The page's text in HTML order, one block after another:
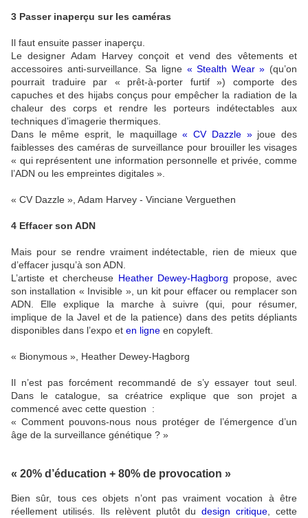
3 Passer inaperçu sur les caméras
Il faut ensuite passer inaperçu.
Le designer Adam Harvey conçoit et vend des vêtements et
accessoires anti-surveillance. Sa ligne « Stealth Wear » (qu’on
pourrait traduire par « prêt-à-porter furtif ») comporte des
capuches et des hijabs conçus pour empêcher la radiation de la
chaleur des corps et rendre les porteurs indétectables aux
techniques d’imagerie thermiques.
Dans le même esprit, le maquillage« CV Dazzle »joue des
faiblesses des caméras de surveillance pour brouiller les visages
« qui représentent une information personnelle et privée, comme
l’ADN ou les empreintes digitales ».
« CV Dazzle », Adam Harvey - Vinciane Verguethen
4 Effacer son ADN
Mais pour se rendre vraiment indétectable, rien de mieux que
d’effacer jusqu’à son ADN.
L’artiste et chercheuse Heather Dewey-Hagborg propose, avec
son installation « Invisible », un kit pour effacer ou remplacer son
ADN. Elle explique la marche à suivre (qui, pour résumer,
implique de la Javel et de la patience) dans des petits dépliants
disponibles dans l’expo et en ligne en copyleft.
« Bionymous », Heather Dewey-Hagborg
Il n’est pas forcément recommandé de s’y essayer tout seul.
Dans le catalogue, sa créatrice explique que son projet a
commencé avec cette question :
« Comment pouvons-nous nous protéger de l’émergence d’un
âge de la surveillance génétique ? »
« 20% d’éducation + 80% de provocation »
Bien sûr, tous ces objets n’ont pas vraiment vocation à être
réellement utilisés. Ils relèvent plutôt dudesign critique, cette